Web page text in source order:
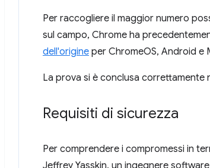
Per raccogliere il maggior numero
sul campo, Chrome ha
dell'origine per ChromeOS, Android e
La prova si è conclusa correttamente
Requisiti di sicurezza
Per comprendere i compromessi in
Jeffrey Yasskin, un ingegnere